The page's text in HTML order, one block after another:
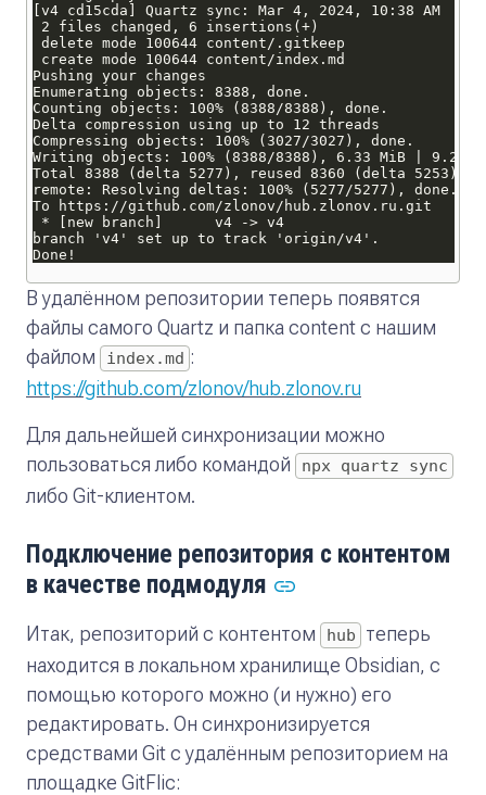
[v4 cd15cda] Quartz sync: Mar 4, 2024, 10:38 AM
* [new branch]      v4 -> v4
В удалённом репозитории теперь появятся
файлы самого Quartz и папка content c нашим
файлом
index.md :
https://github.com/zlonov/hub.zlonov.ru
Для дальнейшей синхронизации можно
пользоваться либо командой
npx quartz sync
либо Git-клиентом.
Подключение репозитория с контентом
в качестве подмодуля
Итак, репозиторий с контентом hub
теперь
находится в локальном хранилище Obsidian, с
помощью которого можно (и нужно) его
редактировать. Он синхронизируется
средствами Git с удалённым репозиторием на
площадке GitFlic: